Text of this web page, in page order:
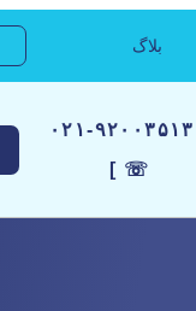
بلاگ
[ ۰۲۱-۹۲۰۰۳۵۱۳
☏ ]